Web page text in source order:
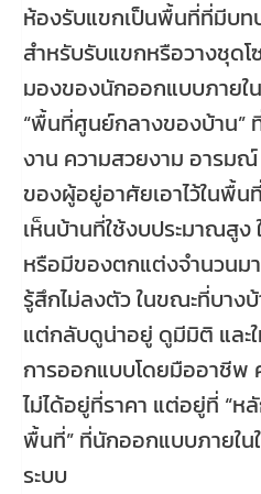
ห้องรับแขกเป็นพื้นที่ที่มีบท
สำหรับรับแขกหรือวางชุดโ
มองของนักออกแบบภายใ
“พื้นที่ศูนย์กลางของบ้าน”
งาน ความสวยงาม อารม
ของผู้อยู่อาศัยเอาไว้ในพื้น
เห็นบ้านที่ใช้งบประมาณสูง
หรือมีของตกแต่งจำนวนม
รู้สึกไม่ลงตัว ในขณะที่บาง
แต่กลับดูน่าอยู่ ดูมีมิติ และ
การออกแบบโดยมืออาชี
ไม่ได้อยู่ที่ราคา แต่อยู่ที่ “ห
พื้นที่” ที่นักออกแบบภายใน
ระบบ